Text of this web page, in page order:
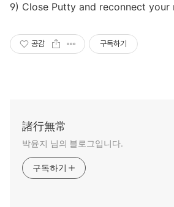
9) Close Putty and reconnect your
공감 구독하기
諸行無常
박윤지‍ 님의 블로그입니다.
구독하기